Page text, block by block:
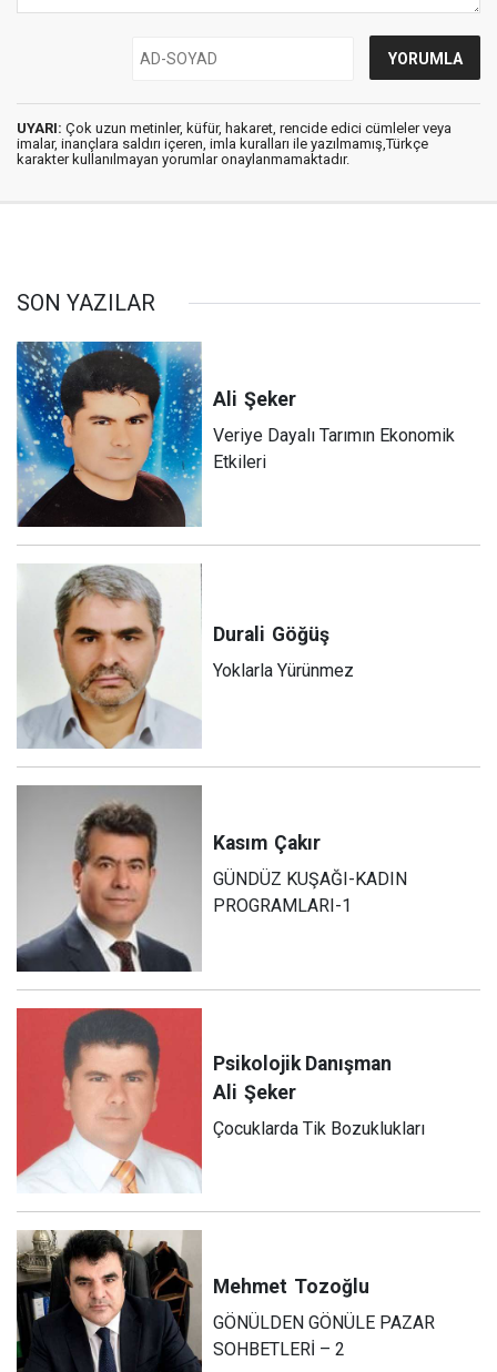
UYARI: Çok uzun metinler, küfür, hakaret, rencide edici cümleler veya
imalar, inançlara saldırı içeren, imla kuralları ile yazılmamış,Türkçe
karakter kullanılmayan yorumlar onaylanmamaktadır.
SON YAZILAR
Ali Şeker
Veriye Dayalı Tarımın Ekonomik
Etkileri
Durali Göğüş
Yoklarla Yürünmez
Kasım Çakır
GÜNDÜZ KUŞAĞI-KADIN
PROGRAMLARI-1
Psikolojik Danışman
Ali Şeker
Çocuklarda Tik Bozuklukları
Mehmet Tozoğlu
GÖNÜLDEN GÖNÜLE PAZAR
SOHBETLERİ – 2